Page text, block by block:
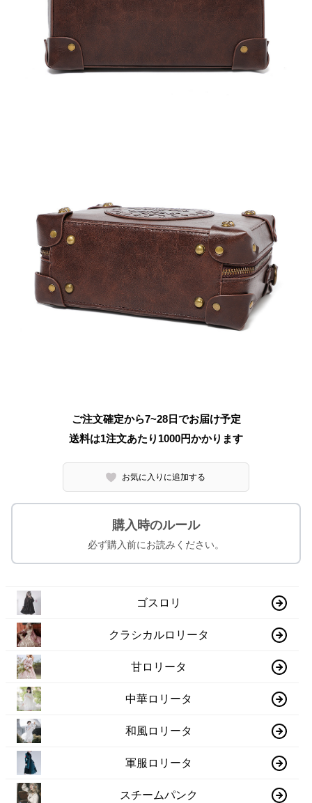
ご注文確定から7~28日でお届け予定
送料は1注文あたり 1000円かかります
お気に入りに追加する
購入時のルール
必ず購入前にお読みください。
ゴスロリ
クラシカルロリータ
甘ロリータ
中華ロリータ
和風ロリータ
軍服ロリータ
スチームパンク